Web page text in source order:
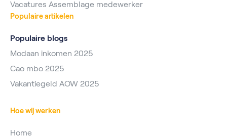
Vacatures Assemblage medewerker
Populaire artikelen
Populaire blogs
Modaan inkomen 2025
Cao mbo 2025
Vakantiegeld AOW 2025
Hoe wij werken
Home